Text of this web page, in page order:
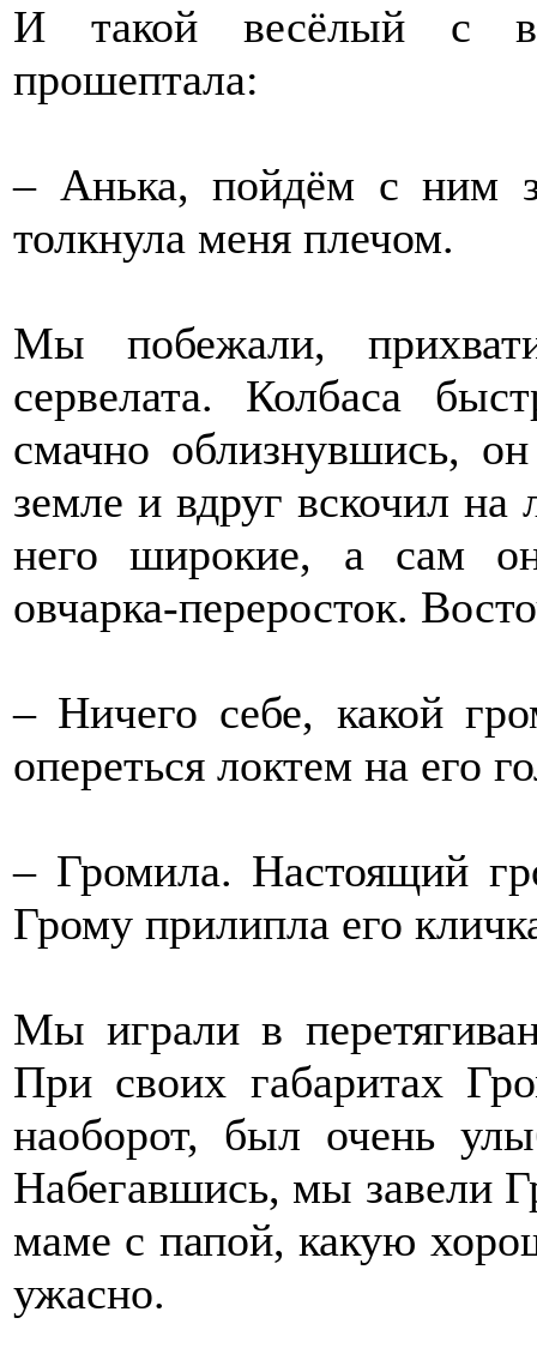
И такой весёлый с
прошептала:
– Анька, пойдём с ним
толкнула меня плечом.
Мы побежали,
сервелата. Колбаса
смачно облизнувшись,
земле и вдруг вскочил
него широкие, а сам
овчарка-переросток.
– Ничего себе, какой
опереться локтем на его
– Громила. Настоящий
Грому прилипла его
Мы играли в
При своих габаритах
наоборот, был очень
Набегавшись, мы завели
маме с папой, какую
ужасно.